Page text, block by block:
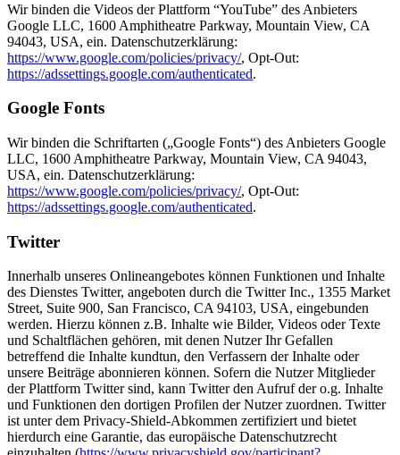
Wir binden die Videos der Plattform “YouTube” des Anbieters
Google LLC, 1600 Amphitheatre Parkway, Mountain View, CA
94043, USA, ein. Datenschutzerklärung:
https://www.google.com/policies/privacy/, Opt-Out:
https://adssettings.google.com/authenticated.
Google Fonts
Wir binden die Schriftarten („Google Fonts“) des Anbieters Google
LLC, 1600 Amphitheatre Parkway, Mountain View, CA 94043,
USA, ein. Datenschutzerklärung:
https://www.google.com/policies/privacy/, Opt-Out:
https://adssettings.google.com/authenticated.
Twitter
Innerhalb unseres Onlineangebotes können Funktionen und Inhalte
des Dienstes Twitter, angeboten durch die Twitter Inc., 1355 Market
Street, Suite 900, San Francisco, CA 94103, USA, eingebunden
werden. Hierzu können z.B. Inhalte wie Bilder, Videos oder Texte
und Schaltflächen gehören, mit denen Nutzer Ihr Gefallen
betreffend die Inhalte kundtun, den Verfassern der Inhalte oder
unsere Beiträge abonnieren können. Sofern die Nutzer Mitglieder
der Plattform Twitter sind, kann Twitter den Aufruf der o.g. Inhalte
und Funktionen den dortigen Profilen der Nutzer zuordnen. Twitter
ist unter dem Privacy-Shield-Abkommen zertifiziert und bietet
hierdurch eine Garantie, das europäische Datenschutzrecht